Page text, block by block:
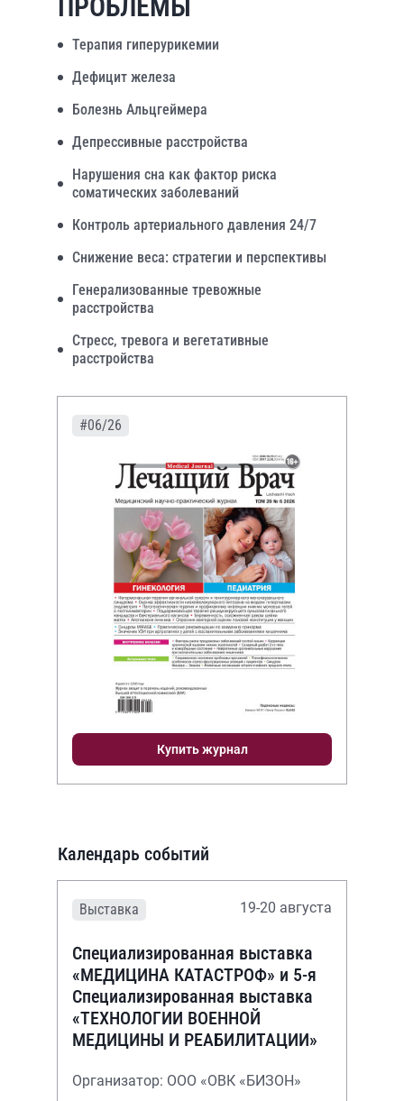
ПРОБЛЕМЫ
Терапия гиперурикемии
Дефицит железа
Болезнь Альцгеймера
Депрессивные расстройства
Нарушения сна как фактор риска
соматических заболеваний
Контроль артериального давления 24/7
Снижение веса: стратегии и перспективы
Генерализованные тревожные
расстройства
Стресс, тревога и вегетативные
расстройства
#06/26
Купить журнал
Календарь событий
Выставка 19-20 августа
Специализированная выставка
«МЕДИЦИНА КАТАСТРОФ» и 5-я
Специализированная выставка
«ТЕХНОЛОГИИ ВОЕННОЙ
МЕДИЦИНЫ И РЕАБИЛИТАЦИИ»
Организатор: ООО «ОВК «БИЗОН»